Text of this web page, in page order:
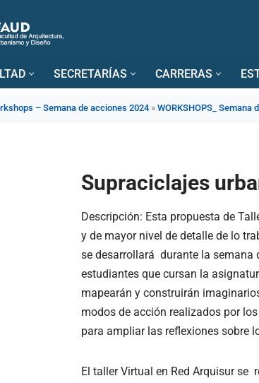
SECRETARÍAS CARRERAS
– Semana de acciones 2024 » WORKSHOPS_ Semana
Supraciclajes
Descripción: Esta propuesta de
y de mayor nivel de detalle de lo
se desarrollará durante la
estudiantes que cursan la
mapearán y construirán
modos de acción realizados por
para ampliar las reflexiones sobre
El taller Virtual en Red Arquisur se